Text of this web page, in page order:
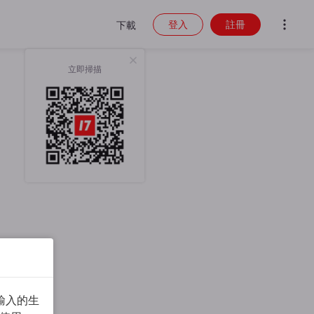
下載
立即掃描
登入 註冊
入的生